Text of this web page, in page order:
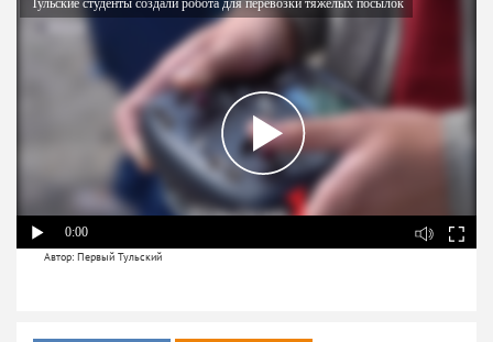
Тульские студенты создали робота для перевозки тяжёлых посылок
0:00
Автор: Первый Тульский